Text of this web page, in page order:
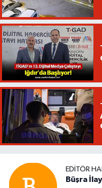
EDITÖR
Büşra